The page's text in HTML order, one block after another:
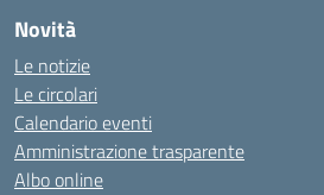
Novità
Le notizie
Le circolari
Calendario eventi
Amministrazione trasparente
Albo online